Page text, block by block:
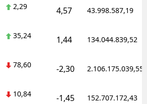
2,29 4,57 43.998.587,19
35,24 1,44 134.044.839,52
78,60 -2,30 2.106.175.039,55
10,84 -1,45 152.707.172,43